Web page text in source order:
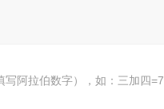
写阿拉伯数字），如：三加四=7